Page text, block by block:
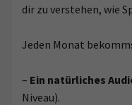
dir zu verstehen, wie
Jeden Monat
– Ein natürliches
Niveau).